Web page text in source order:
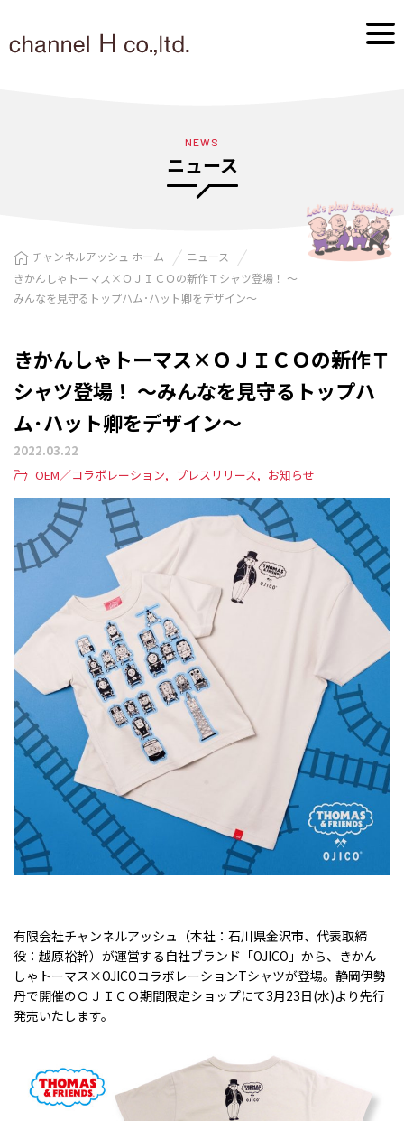
NEWS
ニュース
チャンネルアッシュ ホーム
ニュース
きかんしゃトーマス×ＯＪＩＣＯの新作Ｔシャツ登場！ ～
みんなを見守るトップハム･ハット卿をデザイン～
きかんしゃトーマス×ＯＪＩＣＯの新作Ｔ
シャツ登場！ ～みんなを見守るトップハ
ム･ハット卿をデザイン～
2022.03.22
OEM／コラボレーション
プレスリリース お知らせ
有限会社チャンネルアッシュ（本社：石川県金沢市、代表取締
役：越原裕幹）が運営する自社ブランド「OJICO 」から、きかん
しゃトーマス×OJICOコラボレーションTシャツが登場。静岡伊勢
丹で開催のＯＪＩＣＯ期間限定ショップにて3月23日(水)より先行
発売いたします。